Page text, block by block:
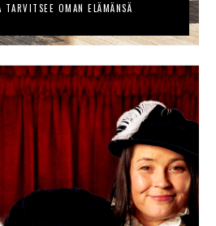
OMAN ELÄMÄNSÄ